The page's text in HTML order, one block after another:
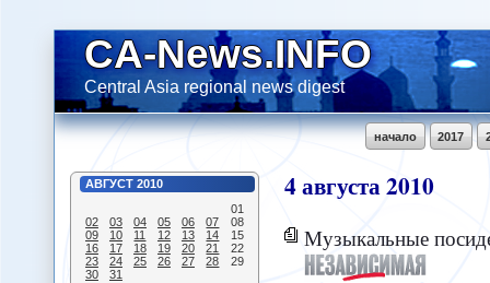
CA-News.INFO
Central Asia regional news digest
2017
начало
АВГУСТ 2010
01
02
03 04 05 06 07
08
09
10 11 12 13 14
15
16
17 18 19 20 21
22
23
24 25 26 27 28
29
30
31
4августа2010
Музыкальные посиделки на